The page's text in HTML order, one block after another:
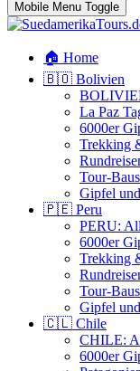
Mobile Menu Toggle
🏠 Home
🇧🇴 Bolivien
La Paz
6000er
Trekking
Tour-
Gipfel
🇵🇪 Peru
PERU:
6000er
Trekking
Tour-
Gipfel
🇨🇱 Chile
CHILE:
6000er